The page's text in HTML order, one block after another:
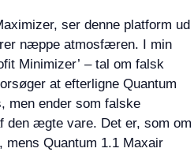
ser denne platform ud
næppe atmosfæren. I min
Minimizer’ – tal om falsk
at efterligne Quantum
men ender som falske
den ægte vare. Det er, som om
mens Quantum 1.1 Maxair